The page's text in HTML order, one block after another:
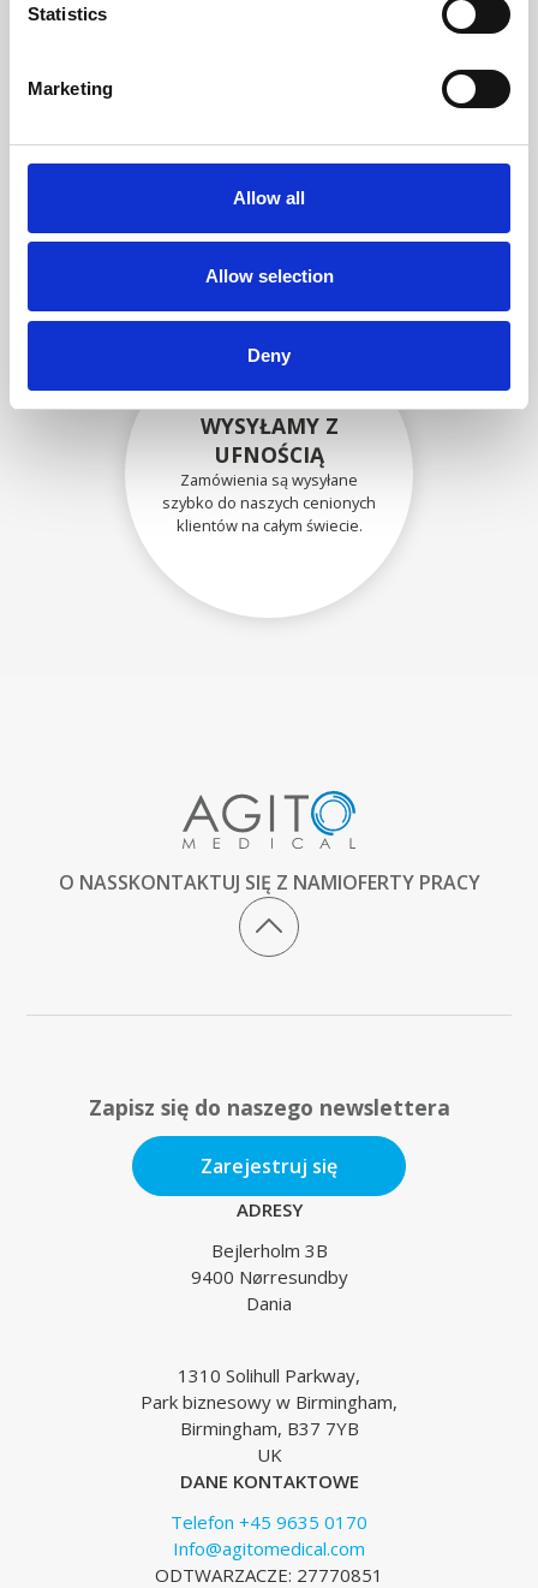
Statistics
Marketing
Allow all
Allow selection
Deny
BEZPIECZNIE
ZAPAKOWANE
Każda pojedyncza część jest
użyciu odpowiednich
materiałów.
WYSYŁAMY Z
UFNOŚCIĄ
Zamówienia są wysyłane
szybko do naszych cenionych
klientów na całym świecie.
O NASSKONTAKTUJ SIĘ Z NAMIOFERTY PRACY
Zapisz się do naszego newslettera
Zarejestruj się
ADRESY
Bejlerholm 3B
9400 Nørresundby
Dania
1310 Solihull Parkway,
Park biznesowy w Birmingham,
Birmingham, B37 7YB
UK
DANE KONTAKTOWE
Telefon +45 9635 0170
Info@agitomedical.com
ODTWARZACZE: 27770851